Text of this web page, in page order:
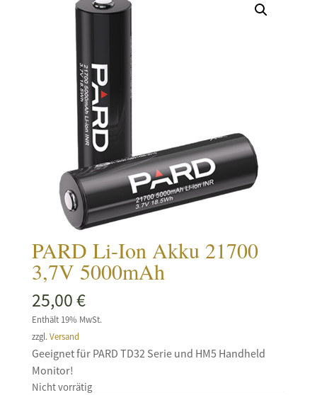
PARD Li-Ion Akku 21700
3,7V 5000mAh
25,00€
Enthält 19% MwSt.
zzgl.Versand
Geeignet für PARD TD32 Serie und HM5 Handheld
Monitor!
Nicht vorrätig